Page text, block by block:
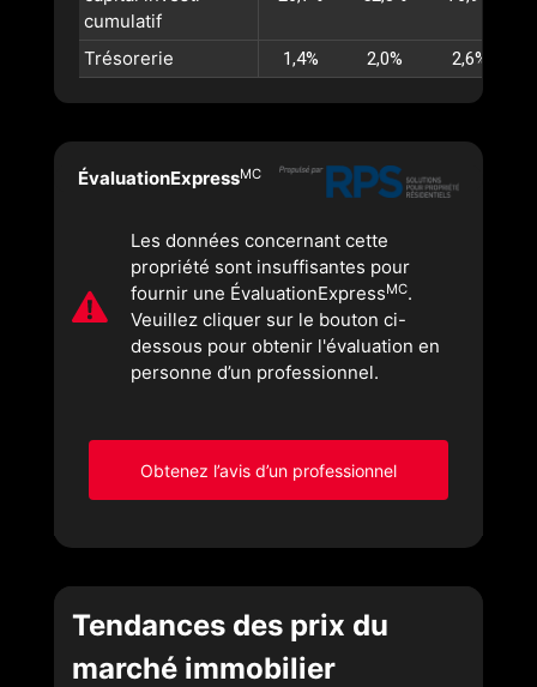
cumulatif
Trésorerie 1,4% 2,0% 2,6%
ÉvaluationExpressMC
Les données concernant cette
propriété sont insuffisantes pour
fournir une ÉvaluationExpressMC.
Veuillez cliquer sur le bouton ci-
dessous pour obtenir l'évaluation en
personne d’un professionnel.
Obtenez l’avis d’un professionnel
Tendances des prix du
marché immobilier